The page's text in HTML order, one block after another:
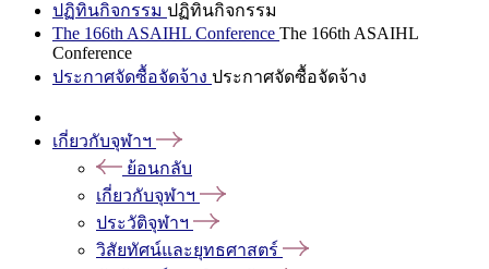
ปฏิทินกิจกรรม ปฏิทินกิจกรรม
The 166th ASAIHL Conference The 166th ASAIHL
Conference
ประกาศจัดซื้อจัดจ้าง ประกาศจัดซื้อจัดจ้าง
เกี่ยวกับจุฬาฯ
ย้อนกลับ
เกี่ยวกับจุฬาฯ
ประวัติจุฬาฯ
วิสัยทัศน์และยุทธศาสตร์